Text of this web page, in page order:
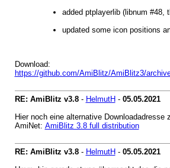
added ptplayerlib (libnum #48,
updated some icon positions
Download:
https://github.com/AmiBlitz/AmiBlitz3/
RE: AmiBlitz v3.8- HelmutH - 05.05.2021
Hier noch eine alternative Downloadadresse
AmiNet: AmiBlitz 3.8 full distribution
RE: AmiBlitz v3.8- HelmutH - 05.05.2021